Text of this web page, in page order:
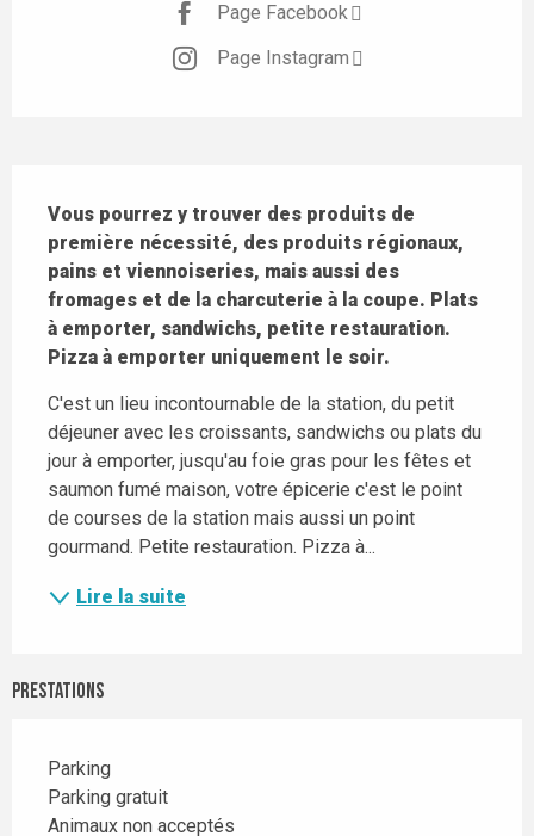
Page Facebook
Page Instagram
Vous pourrez y trouver des produits de
première nécessité, des produits régionaux,
pains et viennoiseries, mais aussi des
fromages et de la charcuterie à la coupe. Plats
à emporter, sandwichs, petite restauration.
Pizza à emporter uniquement le soir.
C'est un lieu incontournable de la station, du petit
déjeuner avec les croissants, sandwichs ou plats du
jour à emporter, jusqu'au foie gras pour les fêtes et
saumon fumé maison, votre épicerie c'est le point
de courses de la station mais aussi un point
gourmand. Petite restauration. Pizza à...
Lire la suite
Prestations
Parking
Parking gratuit
Animaux non acceptés